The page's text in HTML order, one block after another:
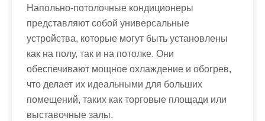
Напольно-потолочные кондиционеры
представляют собой универсальные
устройства, которые могут быть установлены
как на полу, так и на потолке. Они
обеспечивают мощное охлаждение и обогрев,
что делает их идеальными для больших
помещений, таких как торговые площади или
выставочные залы.